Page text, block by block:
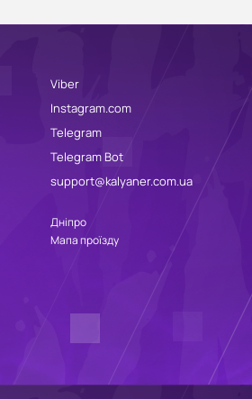
Viber
Instagram.com
Telegram
Telegram Bot
support@kalyaner.com.ua
Дніпро
Мапа проїзду